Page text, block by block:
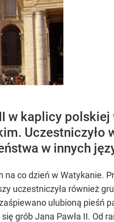
w kaplicy
w innych
co dzień w Watykanie.
uczestniczyła również
ulubioną pieśń
grób Jana Pawła II. Od